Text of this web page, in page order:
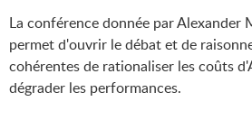
La conférence donnée par Alexander
permet d'ouvrir le débat et de
cohérentes de rationaliser les coûts
dégrader les performances.